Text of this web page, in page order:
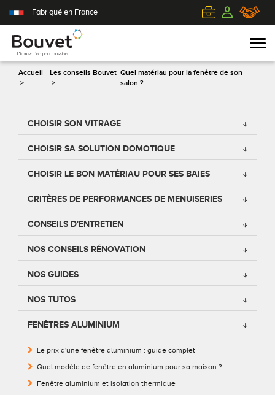
Fabriqué en France
Accueil
>
Les conseils Bouvet
>
Quel matériau pour la fenêtre de son
salon ?
CHOISIR SON VITRAGE
CHOISIR SA SOLUTION DOMOTIQUE
CHOISIR LE BON MATÉRIAU POUR SES BAIES
CRITÈRES DE PERFORMANCES DE MENUISERIES
CONSEILS D'ENTRETIEN
NOS CONSEILS RÉNOVATION
NOS GUIDES
NOS TUTOS
FENÊTRES ALUMINIUM
Le prix d'une fenêtre aluminium : guide complet
Quel modèle de fenêtre en aluminium pour sa maison ?
Fenêtre aluminium et isolation thermique
Mixte
Aluminium
Bois
Nos portes-fenêtres
Toutes nos fenêtres
Demander un devis
Télécharger le catalogue
Volets battants
Volets coulissants
Tous nos volets
Conseils pour choisir
Demander un devis
Tous nos accessoires volets battants
Télécharger le catalogue
Alu
Bois
PVC
Toutes nos portes d'entrée
Contemporaine
Accessoires
Conseils pour choisir
Demander un devis
L'innovation pour passion
Le client au cœur de nos préoccupations
L'efficience industrielle
Le respect de l'environnement